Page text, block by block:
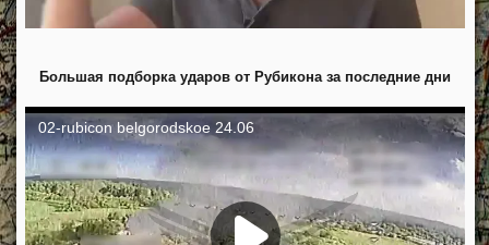
Большая подборка ударов от Рубикона за последние дни